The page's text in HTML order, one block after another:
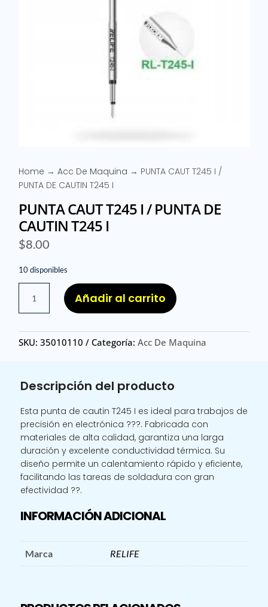
Home →Acc De Maquina → PUNTA CAUT T245 I /
PUNTA DE CAUTIN T245 I
PUNTA CAUT T245 I / PUNTA DE
CAUTIN T245 I
$8.00
10 disponibles
CAUT
T245
I
/
CAUTIN
I
cantidad
Añadir al carrito
SKU:35010110 Categoría:Acc De Maquina
Descripción del producto
Esta punta de cautin T245 I es ideal para trabajos de
precisión en electrónica ???. Fabricada con
materiales de alta calidad, garantiza una larga
duración y excelente conductividad térmica. Su
diseño permite un calentamiento rápido y eficiente,
facilitando las tareas de soldadura con gran
efectividad ??.
INFORMACIÓN ADICIONAL
Marca RELIFE